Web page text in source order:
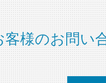
客様のお問い